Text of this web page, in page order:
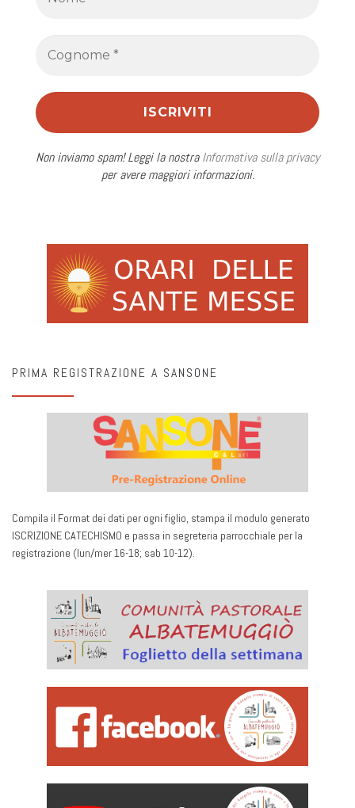
Non inviamo spam! Leggi la nostraInformativa sulla privacy
per avere maggiori informazioni.
PRIMA REGISTRAZIONE A SANSONE
Compila il Format dei dati per ogni figlio, stampa il modulo generato
ISCRIZIONE CATECHISMO e passa in segreteria parrocchiale per la
registrazione (lun/mer 16-18; sab 10-12).